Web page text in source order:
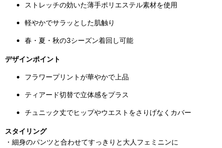
ストレッチの効いた薄手ポリエステル素材を使用
軽やかでサラッとした肌触り
春・夏・秋の3シーズン着回し可能
デザインポイント
フラワープリントが華やかで上品
ティアード切替で立体感をプラス
チュニック丈でヒップやウエストをさりげなくカバー
スタイリング
・細身のパンツと合わせてすっきりと大人フェミニンに